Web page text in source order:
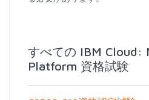
すべての IBM Cloud:
Platform 資格試験